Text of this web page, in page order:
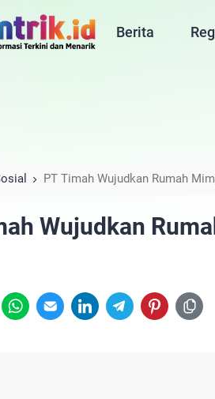
Berita
PT Timah Wujudkan Rumah
Wujudkan